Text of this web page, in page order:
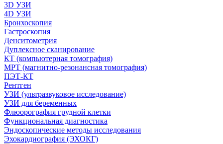
3D УЗИ
4D УЗИ
Бронхоскопия
Гастроскопия
Денситометрия
Дуплексное сканирование
КТ (компьютерная томография)
МРТ (магнитно-резонансная томография)
ПЭТ-КТ
Рентген
УЗИ (ультразвуковое исследование)
УЗИ для беременных
Флюорография грудной клетки
Функциональная диагностика
Эндоскопические методы исследования
Эхокардиография (ЭХОКГ)